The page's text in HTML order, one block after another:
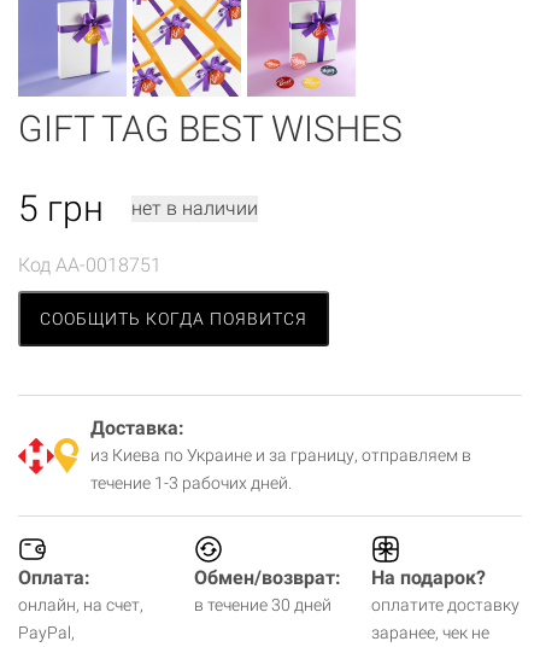
GIFT TAG BEST WISHES
5 грн нет в наличии
Код AA-0018751
СООБЩИТЬ КОГДА ПОЯВИТСЯ
Доставка:
из Киева по Украине и за границу, отправляем в
течение 1-3 рабочих дней.
Оплата:
онлайн, на счет,
PayPal,
Обмен/возврат:
в течение 30 дней
На подарок?
оплатите доставку
заранее, чек не